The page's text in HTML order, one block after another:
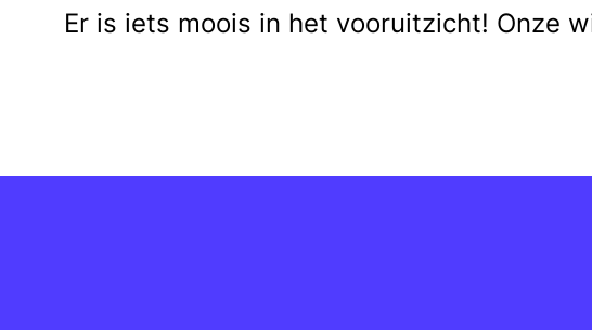
Er is iets moois in het vooruitzicht! Onze